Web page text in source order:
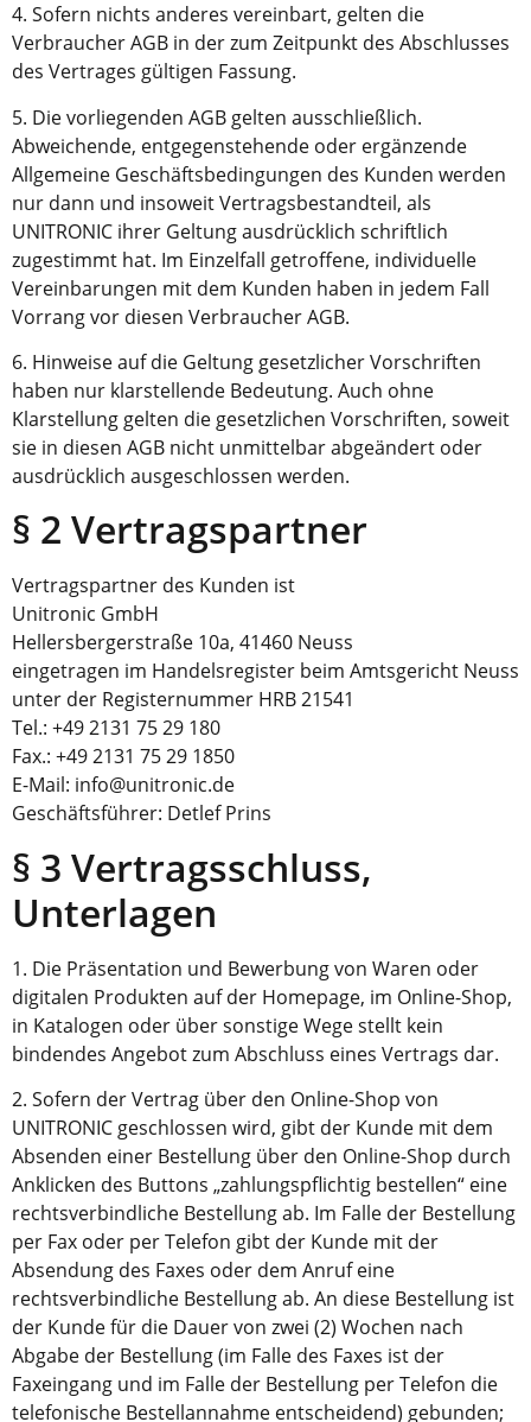
4. Sofern nichts anderes vereinbart, gelten die
Verbraucher AGB in der zum Zeitpunkt des Abschlusses
des Vertrages gültigen Fassung.
5. Die vorliegenden AGB gelten ausschließlich.
Abweichende, entgegenstehende oder ergänzende
Allgemeine Geschäftsbedingungen des Kunden werden
nur dann und insoweit Vertragsbestandteil, als
UNITRONIC ihrer Geltung ausdrücklich schriftlich
zugestimmt hat. Im Einzelfall getroffene, individuelle
Vereinbarungen mit dem Kunden haben in jedem Fall
Vorrang vor diesen Verbraucher AGB.
6. Hinweise auf die Geltung gesetzlicher Vorschriften
haben nur klarstellende Bedeutung. Auch ohne
Klarstellung gelten die gesetzlichen Vorschriften, soweit
sie in diesen AGB nicht unmittelbar abgeändert oder
ausdrücklich ausgeschlossen werden.
§ 2 Vertragspartner
Vertragspartner des Kunden ist
Unitronic GmbH
Hellersbergerstraße 10a, 41460 Neuss
eingetragen im Handelsregister beim Amtsgericht Neuss
unter der Registernummer HRB 21541
Tel.: +49 2131 75 29 180
Fax.: +49 2131 75 29 1850
E-Mail: info@unitronic.de
Geschäftsführer: Detlef Prins
§ 3 Vertragsschluss,
Unterlagen
1. Die Präsentation und Bewerbung von Waren oder
digitalen Produkten auf der Homepage, im Online-Shop,
in Katalogen oder über sonstige Wege stellt kein
bindendes Angebot zum Abschluss eines Vertrags dar.
2. Sofern der Vertrag über den Online-Shop von
UNITRONIC geschlossen wird, gibt der Kunde mit dem
Absenden einer Bestellung über den Online-Shop durch
Anklicken des Buttons „zahlungspflichtig bestellen“ eine
rechtsverbindliche Bestellung ab. Im Falle der Bestellung
per Fax oder per Telefon gibt der Kunde mit der
Absendung des Faxes oder dem Anruf eine
rechtsverbindliche Bestellung ab. An diese Bestellung ist
der Kunde für die Dauer von zwei (2) Wochen nach
Abgabe der Bestellung (im Falle des Faxes ist der
Faxeingang und im Falle der Bestellung per Telefon die
telefonische Bestellannahme entscheidend) gebunden;